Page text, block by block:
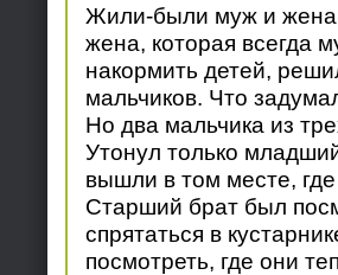
Жили-были муж и
жена, которая всегда
накормить детей,
мальчиков. Что
Но два мальчика из
Утонул только
вышли в том месте,
Старший брат был
спрятаться в
посмотреть, где они